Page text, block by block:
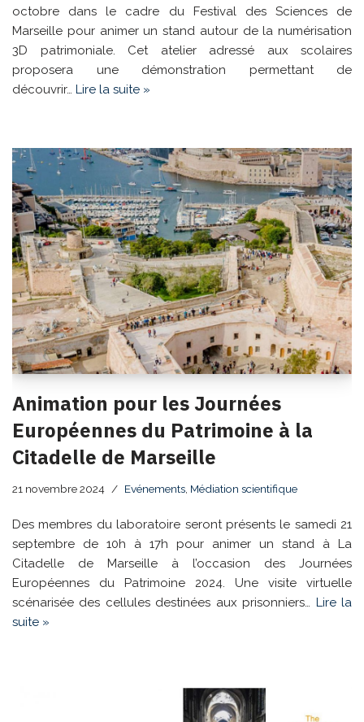
octobre dans le cadre du Festival des Sciences de
Marseille pour animer un stand autour de la numérisation
3D patrimoniale. Cet atelier adressé aux scolaires
proposera une démonstration permettant de
découvrir… Lire la suite »
Animation pour les Journées
Européennes du Patrimoine à la
Citadelle de Marseille
21 novembre 2024 Evénements, Médiation scientifique
Des membres du laboratoire seront présents le samedi 21
septembre de 10h à 17h pour animer un stand à La
Citadelle de Marseille à l’occasion des Journées
Européennes du Patrimoine 2024. Une visite virtuelle
scénarisée des cellules destinées aux prisonniers… Lire la
suite »